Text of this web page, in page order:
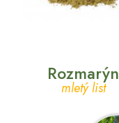
Rozmarýn
mletý list